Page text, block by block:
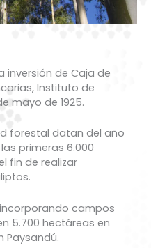
inversión de Caja de
Instituto de
mayo de 1925.
forestal datan del año
primeras 6.000
fin de realizar
campos
5.700 hectáreas en
Paysandú.